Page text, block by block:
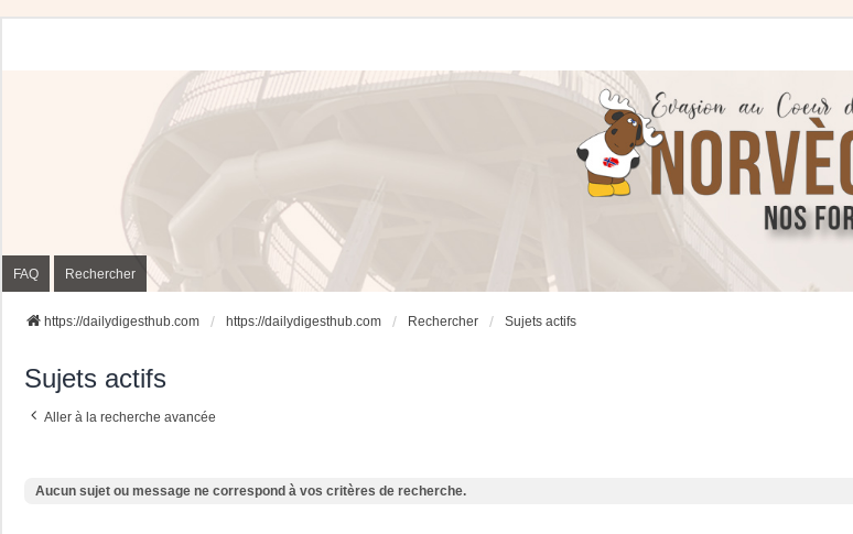
FAQ Rechercher
https://dailydigesthub.com https://dailydigesthub.com Rechercher Sujets actifs
Sujets actifs
Aller à la recherche avancée
Aucun sujet ou message ne correspond à vos critères de recherche.